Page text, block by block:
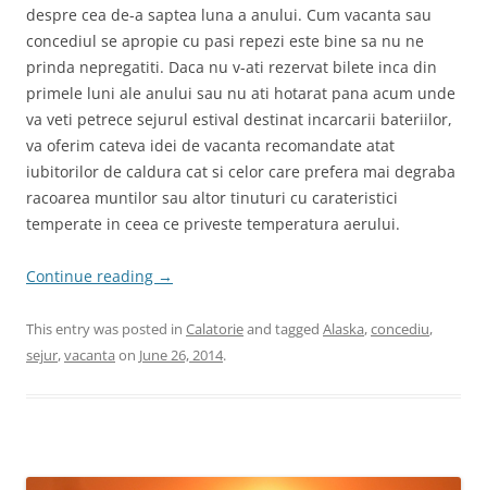
despre cea de-a saptea luna a anului. Cum vacanta sau
concediul se apropie cu pasi repezi este bine sa nu ne
prinda nepregatiti. Daca nu v-ati rezervat bilete inca din
primele luni ale anului sau nu ati hotarat pana acum unde
va veti petrece sejurul estival destinat incarcarii bateriilor,
va oferim cateva idei de vacanta recomandate atat
iubitorilor de caldura cat si celor care prefera mai degraba
racoarea muntilor sau altor tinuturi cu carateristici
temperate in ceea ce priveste temperatura aerului.
Continue reading →
This entry was posted in Calatorieand tagged Alaska,concediu,
sejur,vacanta on June 26, 2014.